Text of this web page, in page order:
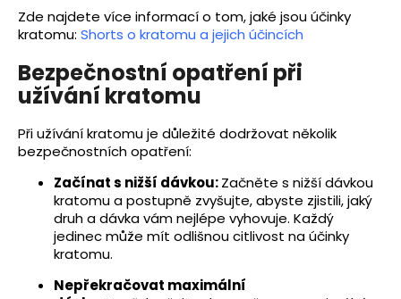
Zde najdete více informací o tom, jaké jsou účinky
kratomu: Shorts o kratomu a jejich účincích
Bezpečnostní opatření při
užívání kratomu
Při užívání kratomu je důležité dodržovat několik
bezpečnostních opatření:
Začínat s nižší dávkou:Začněte s nižší dávkou
kratomu a postupně zvyšujte, abyste zjistili, jaký
druh a dávka vám nejlépe vyhovuje. Každý
jedinec může mít odlišnou citlivost na účinky
kratomu.
Nepřekračovat maximální